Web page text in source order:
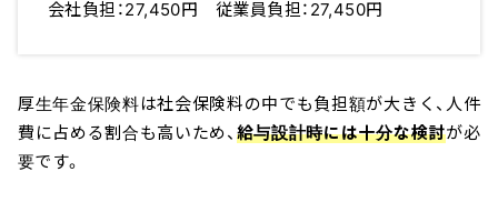
会社負担：27,450円 従業員負担：27,450円
厚生年金保険料は社会保険料の中でも負担額が大きく、人件
費に占める割合も高いため、 給与設計時には十分な検討が必
要です。